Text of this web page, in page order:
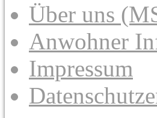
Über uns
Anwohner
Impressum